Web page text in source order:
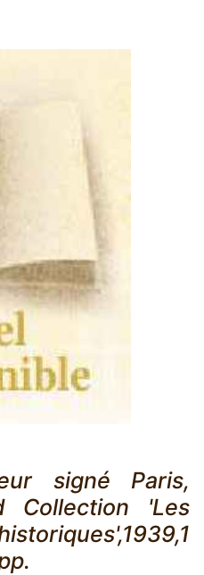
signé Paris,
Collection 'Les